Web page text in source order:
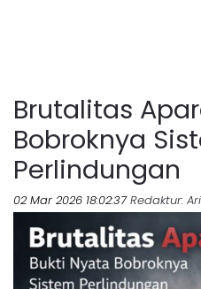
Brutalitas
Bobroknya
Perlindungan
02 Mar 2026 18:02:37 Redaktur: